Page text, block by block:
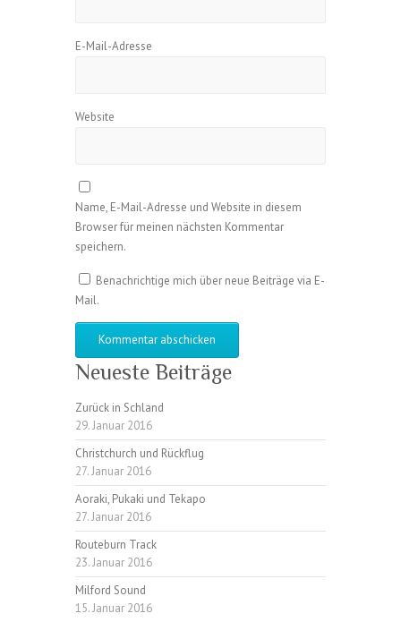
E-Mail-Adresse
Website
Name, E-Mail-Adresse und Website in diesem
Browser für meinen nächsten Kommentar
speichern.
Benachrichtige mich über neue Beiträge via E-
Mail.
Neueste Beiträge
Zurück in Schland
29. Januar 2016
Christchurch und Rückflug
27. Januar 2016
Aoraki, Pukaki und Tekapo
27. Januar 2016
Routeburn Track
23. Januar 2016
Milford Sound
15. Januar 2016